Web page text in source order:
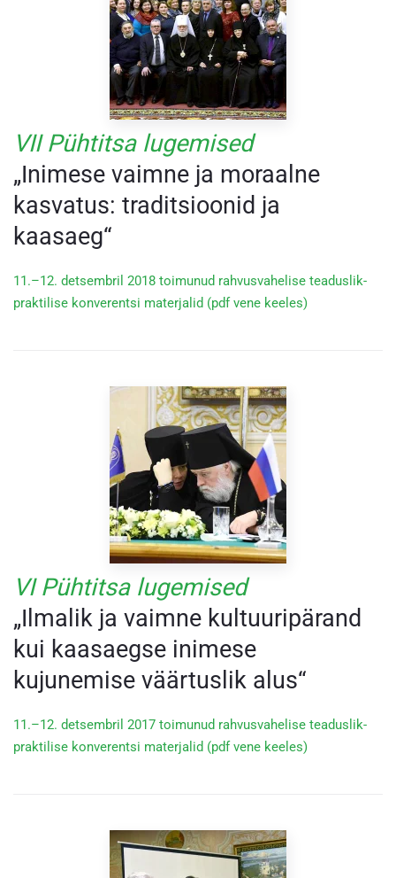
VII Pühtitsa lugemised
„Inimese vaimne ja moraalne
kasvatus: traditsioonid ja
kaasaeg“
11.–12. detsembril 2018 toimunud rahvusvahelise teaduslik-
praktilise konverentsi materjalid (pdf vene keeles)
VI Pühtitsa lugemised
„Ilmalik ja vaimne kultuuripärand
kui kaasaegse inimese
kujunemise väärtuslik alus“
11.–12. detsembril 2017 toimunud rahvusvahelise teaduslik-
praktilise konverentsi materjalid (pdf vene keeles)